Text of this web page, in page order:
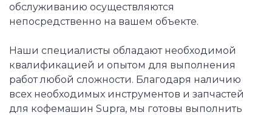
обслуживанию осуществляются
непосредственно на вашем объекте.
Наши специалисты обладают необходимой
квалификацией и опытом для выполнения
работ любой сложности. Благодаря наличию
всех необходимых инструментов и запчастей
для кофемашин Supra, мы готовы выполнить